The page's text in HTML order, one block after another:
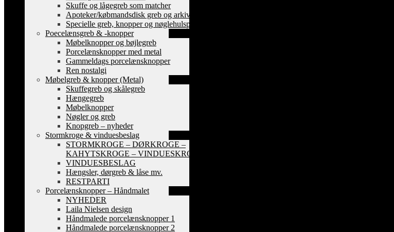
Skuffe og lågegreb som matcher
Apoteker/købmandsdisk greb og arkiv skilte
Specielle greb, knopper og nøglehulsplader
Poecelænsgreb & -knopper
Møbelknopper og bøjlegreb
Porcelænsknopper med metal
Gammeldags porcelænsknopper
Ren nostalgi
Møbelgreb & knopper (Metal)
Skuffegreb og skålegreb
Hængegreb
Møbelknopper
Nøgler og greb
Knopgreb – nyheder
Stormkroge & vinduesbeslag
STORMKROGE – DØRKROGE –
KAHYTSKROGE – VINDUESKROGE
VINDUESBESLAG
Hængsler, dørgreb & låse mv.
RESTPARTI
Porcelænsknopper – Håndmalet
NYHEDER
Laila Nielsen design
Håndmalede porcelænsknopper 1
Håndmalede porcelænsknopper 2